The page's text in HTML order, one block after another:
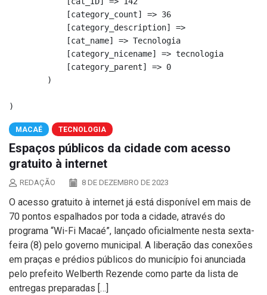
            [category_count] => 36
            [category_description] =>
            [cat_name] => Tecnologia
            [category_nicename] => tecnologia
            [category_parent] => 0
        )
MACAÉ TECNOLOGIA
Espaços públicos da cidade com acesso
gratuito à internet
REDAÇÃO 8 DE DEZEMBRO DE 2023
O acesso gratuito à internet já está disponível em mais de
70 pontos espalhados por toda a cidade, através do
programa “Wi-Fi Macaé”, lançado oficialmente nesta sexta-
feira (8) pelo governo municipal. A liberação das conexões
em praças e prédios públicos do município foi anunciada
pelo prefeito Welberth Rezende como parte da lista de
entregas preparadas […]